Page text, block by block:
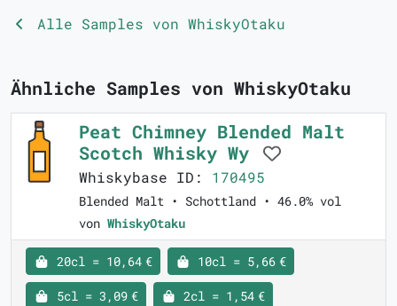
Alle Samples von WhiskyOtaku
Ähnliche Samples von WhiskyOtaku
Peat Chimney Blended Malt
Scotch Whisky Wy
Whiskybase ID: 170495
Blended Malt • Schottland • 46.0% vol
von WhiskyOtaku
20cl = 10,64 € 10cl = 5,66 €
5cl = 3,09 € 2cl = 1,54 €